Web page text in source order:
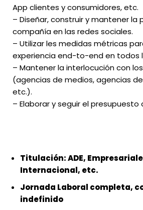
App clientes y consumidores, etc.
– Diseñar, construir y mantener la
compañía en las redes sociales.
– Utilizar les medidas métricas
experiencia end-to-end en todos
– Mantener la interlocución con
(agencias de medios, agencias
etc.).
– Elaborar y seguir el presupuesto
Titulación: ADE,
Internacional, etc.
Jornada Laboral completa,
indefinido